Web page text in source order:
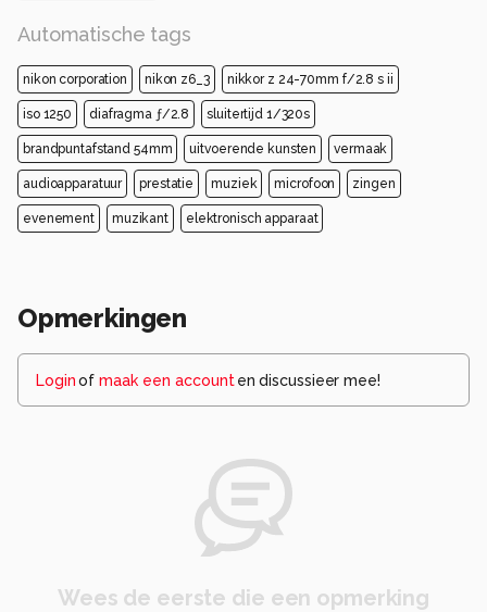
Automatische tags
nikon corporation nikon z6_3 nikkor z 24-70mm f/2.8 s ii
iso 1250 diafragma ƒ/2.8 sluitertijd 1/320s
brandpuntafstand 54mm uitvoerende kunsten vermaak
audioapparatuur prestatie muziek microfoon zingen
evenement muzikant elektronisch apparaat
Opmerkingen
Loginof maak een account en discussieer mee!
Wees de eerste die een opmerking